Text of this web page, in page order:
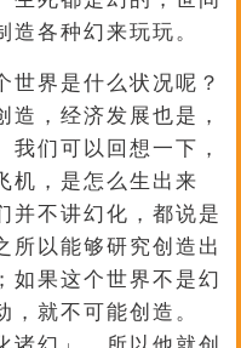
造各种幻来玩玩。
世界是什么状况呢？
，经济发展也是，
们可以回想一下，
机，是怎么生出来
并不讲幻化，都说是
所以能够研究创造出
如果这个世界不是幻
，就不可能创造。